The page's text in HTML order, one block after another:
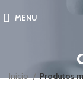
MENU
Início
Produtos